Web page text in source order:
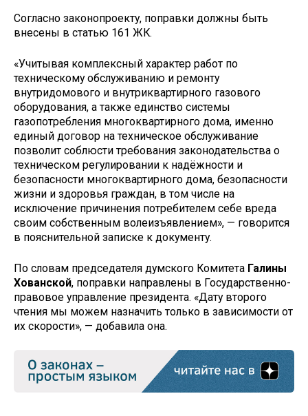
Согласно законопроекту, поправки должны быть
внесены в статью 161 ЖК.
«Учитывая комплексный характер работ по
техническому обслуживанию и ремонту
внутридомового и внутриквартирного газового
оборудования, а также единство системы
газопотребления многоквартирного дома, именно
единый договор на техническое обслуживание
позволит соблюсти требования законодательства о
техническом регулировании к надёжности и
безопасности многоквартирного дома, безопасности
жизни и здоровья граждан, в том числе на
исключение причинения потребителем себе вреда
своим собственным волеизъявлением», — говорится
в пояснительной записке к документу.
По словам председателя думского Комитета Галины
Хованской, поправки направлены в Государственно-
правовое управление президента. «Дату второго
чтения мы можем назначить только в зависимости от
их скорости», — добавила она.